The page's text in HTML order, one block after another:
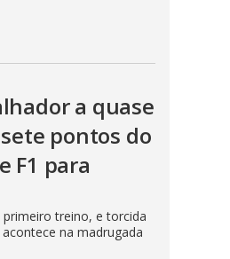
a quase
pontos do
F1 para
treino, e torcida
na madrugada